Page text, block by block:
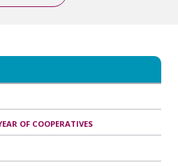
OF COOPERATIVES